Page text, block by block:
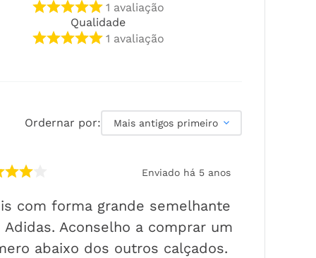
1 avaliação
Qualidade
1 avaliação
Ordernar por: Mais antigos primeiro
Enviado há 5 anos
com forma grande semelhante
Adidas. Aconselho a comprar um
abaixo dos outros calçados.